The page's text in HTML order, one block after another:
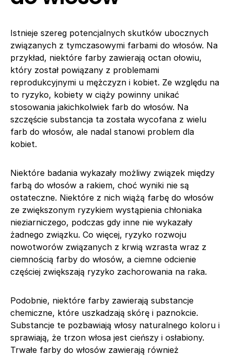
Istnieje szereg potencjalnych skutków ubocznych
związanych z tymczasowymi farbami do włosów. Na
przykład, niektóre farby zawierają octan ołowiu,
który został powiązany z problemami
reprodukcyjnymi u mężczyzn i kobiet. Ze względu na
to ryzyko, kobiety w ciąży powinny unikać
stosowania jakichkolwiek farb do włosów. Na
szczęście substancja ta została wycofana z wielu
farb do włosów, ale nadal stanowi problem dla
kobiet.
Niektóre badania wykazały możliwy związek między
farbą do włosów a rakiem, choć wyniki nie są
ostateczne. Niektóre z nich wiążą farbę do włosów
ze zwiększonym ryzykiem wystąpienia chłoniaka
nieziarniczego, podczas gdy inne nie wykazały
żadnego związku. Co więcej, ryzyko rozwoju
nowotworów związanych z krwią wzrasta wraz z
ciemnością farby do włosów, a ciemne odcienie
częściej zwiększają ryzyko zachorowania na raka.
Podobnie, niektóre farby zawierają substancje
chemiczne, które uszkadzają skórę i paznokcie.
Substancje te pozbawiają włosy naturalnego koloru i
sprawiają, że trzon włosa jest cieńszy i osłabiony.
Trwałe farby do włosów zawierają również